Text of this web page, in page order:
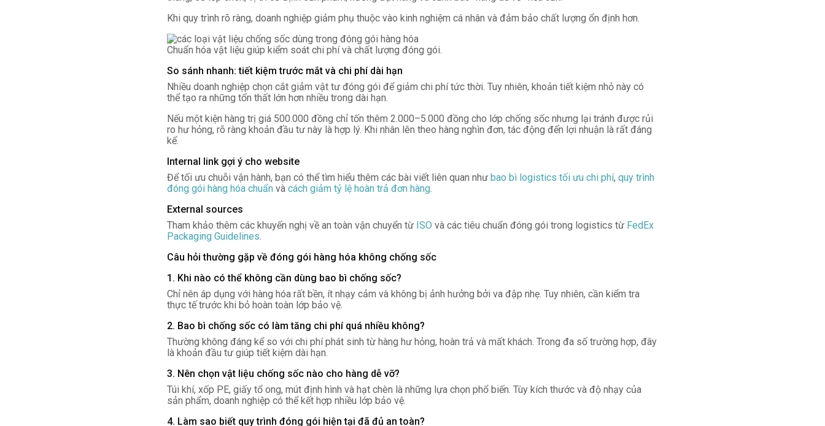
Khi quy trình rõ ràng, doanh nghiệp giảm phụ thuộc vào kinh nghiệm cá nhân và đảm bảo chất lượng ổn định hơn.
Chuẩn hóa vật liệu giúp kiểm soát chi phí và chất lượng đóng gói.
So sánh nhanh: tiết kiệm trước mắt và chi phí dài hạn
Nhiều doanh nghiệp chọn cắt giảm vật tư đóng gói để giảm chi phí tức thời. Tuy nhiên, khoản tiết kiệm nhỏ này có
thể tạo ra những tổn thất lớn hơn nhiều trong dài hạn.
Nếu một kiện hàng trị giá 500.000 đồng chỉ tốn thêm 2.000–5.000 đồng cho lớp chống sốc nhưng lại tránh được rủi
ro hư hỏng, rõ ràng khoản đầu tư này là hợp lý. Khi nhân lên theo hàng nghìn đơn, tác động đến lợi nhuận là rất đáng
kể.
Internal link gợi ý cho website
Để tối ưu chuỗi vận hành, bạn có thể tìm hiểu thêm các bài viết liên quan như bao bì logistics tối ưu chi phí, quy trình
đóng gói hàng hóa chuẩn và cách giảm tỷ lệ hoàn trả đơn hàng.
External sources
Tham khảo thêm các khuyến nghị về an toàn vận chuyển từ ISO và các tiêu chuẩn đóng gói trong logistics từ FedEx
Packaging Guidelines.
Câu hỏi thường gặp về đóng gói hàng hóa không chống sốc
1. Khi nào có thể không cần dùng bao bì chống sốc?
Chỉ nên áp dụng với hàng hóa rất bền, ít nhạy cảm và không bị ảnh hưởng bởi va đập nhẹ. Tuy nhiên, cần kiểm tra
thực tế trước khi bỏ hoàn toàn lớp bảo vệ.
2. Bao bì chống sốc có làm tăng chi phí quá nhiều không?
Thường không đáng kể so với chi phí phát sinh từ hàng hư hỏng, hoàn trả và mất khách. Trong đa số trường hợp, đây
là khoản đầu tư giúp tiết kiệm dài hạn.
3. Nên chọn vật liệu chống sốc nào cho hàng dễ vỡ?
Túi khí, xốp PE, giấy tổ ong, mút định hình và hạt chèn là những lựa chọn phổ biến. Tùy kích thước và độ nhạy của
sản phẩm, doanh nghiệp có thể kết hợp nhiều lớp bảo vệ.
4. Làm sao biết quy trình đóng gói hiện tại đã đủ an toàn?